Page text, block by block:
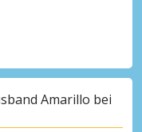
Amarillo bei